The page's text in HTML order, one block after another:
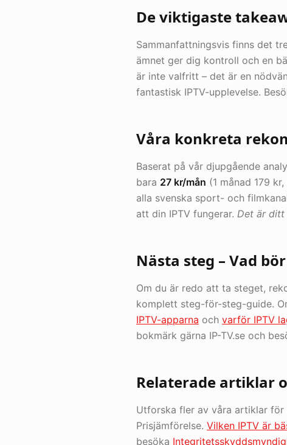
De viktigaste
Sammanfattningsvis finns det
ämnet ger dig kontroll och en
är inte valfritt – det är en
fantastisk IPTV-upplevelse.
Våra konkreta
Baserat på vår djupgående
bara 27 kr/mån (1 månad 179
alla svenska sport- och
att din IPTV fungerar. Det är ditt
Nästa steg – Vad
Om du är redo att ta steget,
komplett steg-för-steg-guide.
IPTV-apparna och varför IPTV
bokmärk gärna IP-TV.se och
Relaterade artiklar
Utforska fler av våra artiklar för
Prisjämförelse. Vilken IPTV är
besöka